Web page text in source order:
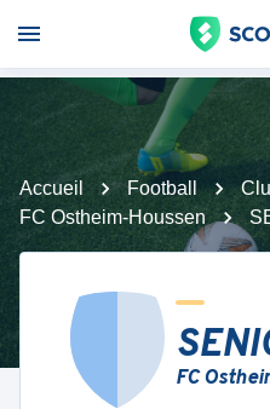
Accueil Football
FC Ostheim-Houssen
FC